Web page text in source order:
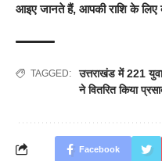
आइए जानते हैं, आपकी राशि के
TAGGED: उत्तराखंड में 221
ने वितरित किया
Facebook